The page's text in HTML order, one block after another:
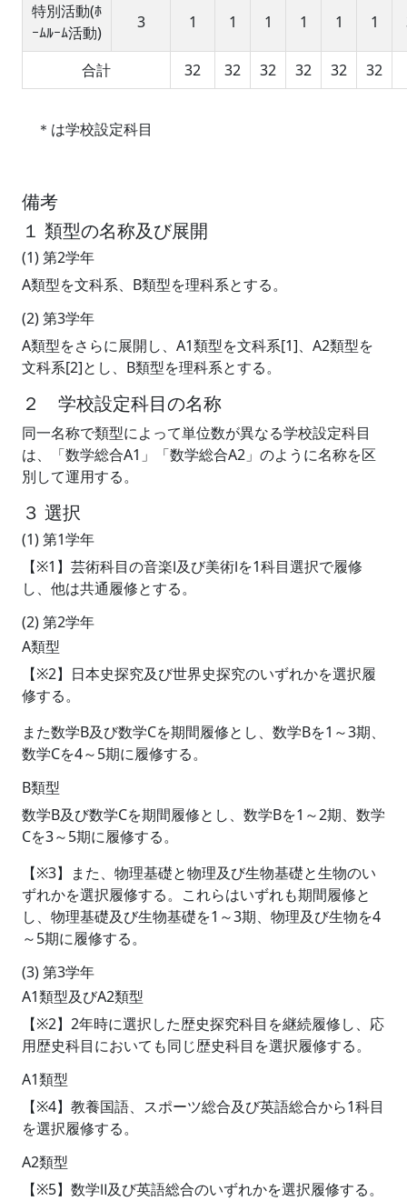
特別活動(ﾎ
ｰﾑﾙｰﾑ活動)
3 1 1 1 1 1 1
合計 32 32 32 32 32 32
＊は学校設定科目
備考
１ 類型の名称及び展開
(1) 第2学年
A類型を文科系、B類型を理科系とする。
(2) 第3学年
A類型をさらに展開し、A1類型を文科系[1]、A2類型を
文科系[2]とし、B類型を理科系とする。
２ 学校設定科目の名称
同一名称で類型によって単位数が異なる学校設定科目
は、「数学総合A1」「数学総合A2」のように名称を区
別して運用する。
３ 選択
(1) 第1学年
【※1】芸術科目の音楽Ⅰ及び美術Ⅰを1科目選択で履修
し、他は共通履修とする。
(2) 第2学年
A類型
【※2】日本史探究及び世界史探究のいずれかを選択履
修する。
また数学B及び数学Cを期間履修とし、数学Bを1～3期、
数学Cを4～5期に履修する。
B類型
数学B及び数学Cを期間履修とし、数学Bを1～2期、数学
Cを3～5期に履修する。
【※3】また、物理基礎と物理及び生物基礎と生物のい
ずれかを選択履修する。これらはいずれも期間履修と
し、物理基礎及び生物基礎を1～3期、物理及び生物を4
～5期に履修する。
(3) 第3学年
A1類型及びA2類型
【※2】2年時に選択した歴史探究科目を継続履修し、応
用歴史科目においても同じ歴史科目を選択履修する。
A1類型
【※4】教養国語、スポーツ総合及び英語総合から1科目
を選択履修する。
A2類型
【※5】数学Ⅱ及び英語総合のいずれかを選択履修する。